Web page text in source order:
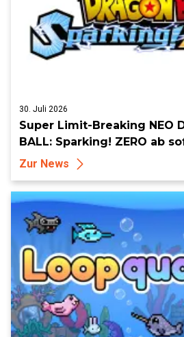
30. Juli 2026
Super Limit-Breaking NEO
BALL: Sparking! ZERO ab
Zur News